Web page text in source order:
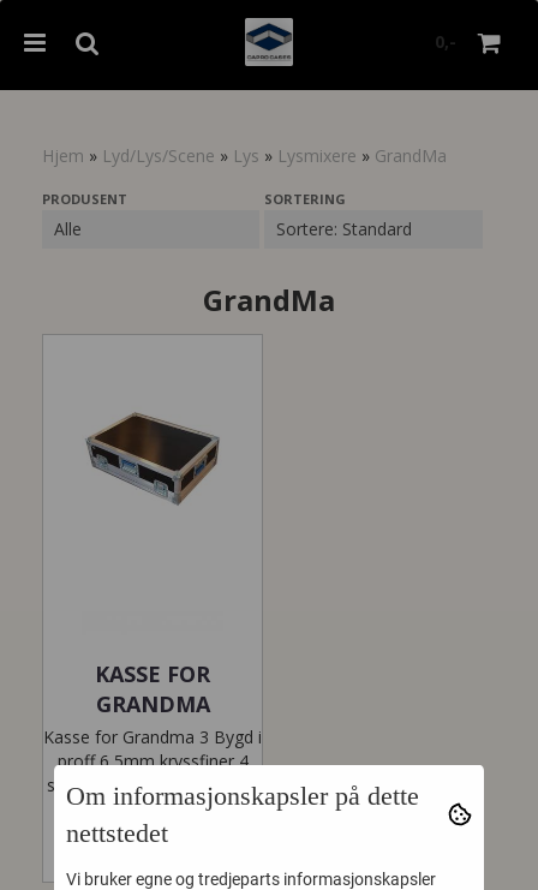
0,-
Hjem » Lyd/Lys/Scene » Lys » Lysmixere » GrandMa
PRODUSENT SORTERING
GrandMa
KASSE FOR
GRANDMA
Kasse for Grandma 3 Bygd i
proff 6,5mm kryssfiner 4
solide medium Butterfly lås
3 Solide bærehåndtak...
Om informasjonskapsler på dette
nettstedet
Vi bruker egne og tredjeparts informasjonskapsler